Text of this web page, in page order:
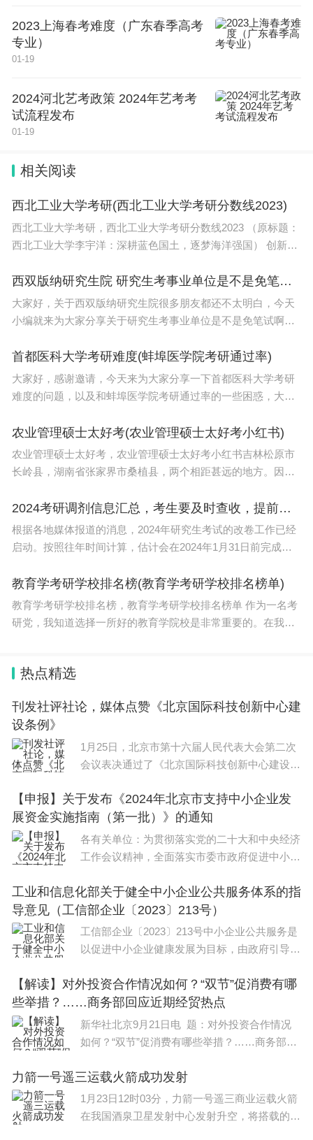
2023上海春考难度（广东春季高考
专业）
01-19
2024河北艺考政策 2024年艺考考
试流程发布
01-19
相关阅读
西北工业大学考研(西北工业大学考研分数线2023)
西北工业大学考研，西北工业大学考研分数线2023 （原标题：
西北工业大学李宇洋：深耕蓝色国土，逐梦海洋强国） 创新创
西双版纳研究生院 研究生考事业单位是不是免笔试啊
大家好，关于西双版纳研究生院很多朋友都还不太明白，今天
小编就来为大家分享关于研究生考事业单位是不是免笔试啊的
位考试须知在版纳***研究生考事业单位是不
首都医科大学考研难度(蚌埠医学院考研通过率)
大家好，感谢邀请，今天来为大家分享一下首都医科大学考研
难度的问题，以及和蚌埠医学院考研通过率的一些困惑，大家
享，希望可以帮助到大家，解决大家的问题，下面就开始吧
农业管理硕士太好考(农业管理硕士太好考小红书)
农业管理硕士太好考，农业管理硕士太好考小红书吉林松原市
长岭县，湖南省张家界市桑植县，两个相距甚远的地方。因为
出生吉林省松原市长岭县的战久峰来湖南张家界桑
2024考研调剂信息汇总，考生要及时查收，提前做准备
根据各地媒体报道的消息，2024年研究生考试的改卷工作已经
启动。按照往年时间计算，估计会在2024年1月31日前完成改
映的情况来看，今年考研英语以及
教育学考研学校排名榜(教育学考研学校排名榜单)
教育学考研学校排名榜，教育学考研学校排名榜单 作为一名考
研党，我知道选择一所好的教育学院校是非常重要的。在我进
热点精选
刊发社评社论，媒体点赞《北京国际科技创新中心建
设条例》
1月25日，北京市第十六届人民代表大会第二次
会议表决通过了《北京国际科技创新中心建设条
京报纷纷发表社评、社论，一起来看看吧。北京
日报良法善治护航科技创新京平《北京国际
【申报】关于发布《2024年北京市支持中小企业发
展资金实施指南（第一批）》的通知
各有关单位：为贯彻落实党的二十大和中央经济
工作会议精神，全面落实市委市政府促进中小企
策，坚持保护和激发市场主体活力，支持中小企
业创业创新，促进
工业和信息化部关于健全中小企业公共服务体系的指
导意见（工信部企业〔2023〕213号）
工信部企业〔2023〕213号中小企业公共服务是
以促进中小企业健康发展为目标，由政府引导和
与，向中小企业提供的普遍性、基础性、专业化
服务。建立
【解读】对外投资合作情况如何？“双节”促消费有哪
些举措？……商务部回应近期经贸热点
新华社北京9月21日电 题：对外投资合作情况
如何？“双节”促消费有哪些举措？……商务部回
年以来我国对外投资合作情况如何？中秋和国
力箭一号遥三运载火箭成功发射
1月23日12时03分，力箭一号遥三商业运载火箭
在我国酒泉卫星发射中心发射升空，将搭载的5